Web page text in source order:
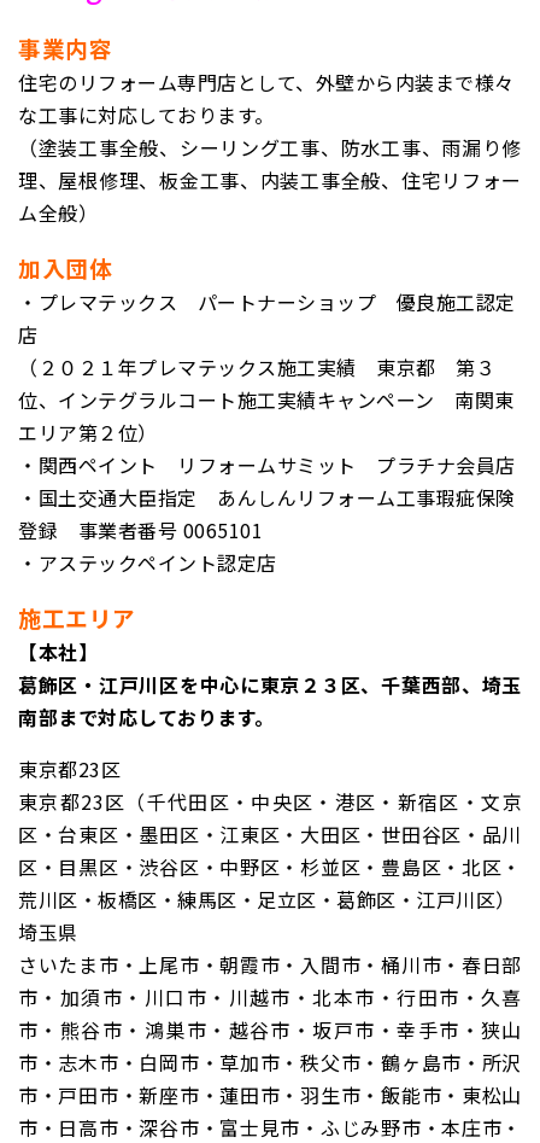
事業内容
住宅のリフォーム専門店として、外壁から内装まで様々
な工事に対応しております。
（塗装工事全般、シーリング工事、防水工事、雨漏り修
理、屋根修理、板金工事、内装工事全般、住宅リフォー
ム全般）
加入団体
・プレマテックス パートナーショップ 優良施工認定
店
（２０２１年プレマテックス施工実績 東京都 第３
位、インテグラルコート施工実績キャンペーン 南関東
エリア第２位）
・関西ペイント リフォームサミット プラチナ会員店
・国土交通大臣指定 あんしんリフォーム工事瑕疵保険
登録 事業者番号 0065101
・アステックペイント認定店
施工エリア
【本社】
葛飾区・江戸川区を中心に東京２３区、千葉西部、埼玉
南部まで対応しております。
東京都23区
東京都23区（千代田区・中央区・港区・新宿区・文京
区・台東区・墨田区・江東区・大田区・世田谷区・品川
区・目黒区・渋谷区・中野区・杉並区・豊島区・北区・
荒川区・板橋区・練馬区・足立区・葛飾区・江戸川区）
埼玉県
さいたま市・上尾市・朝霞市・入間市・桶川市・春日部
市・加須市・川口市・川越市・北本市・行田市・久喜
市・熊谷市・鴻巣市・越谷市・坂戸市・幸手市・狭山
市・志木市・白岡市・草加市・秩父市・鶴ヶ島市・所沢
市・戸田市・新座市・蓮田市・羽生市・飯能市・東松山
市・日高市・深谷市・富士見市・ふじみ野市・本庄市・